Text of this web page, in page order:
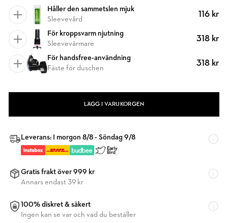
Håller den sammetslen mjuk
Sleevevård
116 kr
För kroppsvarm njutning
Sleevevärmare
318 kr
För handsfree-användning
Fäste för duschen
318 kr
LÄGG I VARUKORGEN
Leverans: I morgon 8/8 - Söndag 9/8
Gratis frakt över 999 kr
Annars endast 39 kr
100% diskret & säkert
Ingen kan se var och vad du beställer